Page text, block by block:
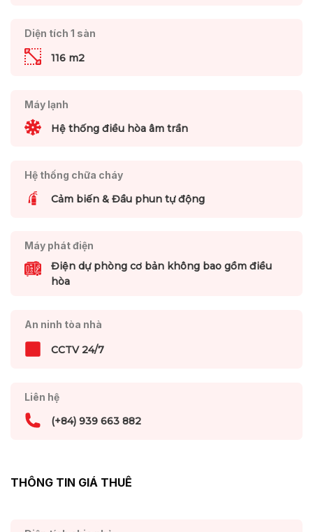
Diện tích 1 sàn
116 m2
Máy lạnh
Hệ thống điều hòa âm trần
Hệ thống chữa cháy
Cảm biến & Đầu phun tự động
Máy phát điện
Điện dự phòng cơ bản không bao gồm điều
hòa
An ninh tòa nhà
CCTV 24/7
Liên hệ
(+84) 939 663 882
THÔNG TIN GIÁ THUÊ